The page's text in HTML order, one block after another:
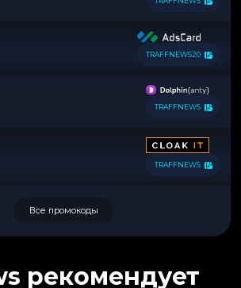
TRAFFNEWS20
TRAFFNEWS
TRAFFNEWS
Все промокоды
рекомендует